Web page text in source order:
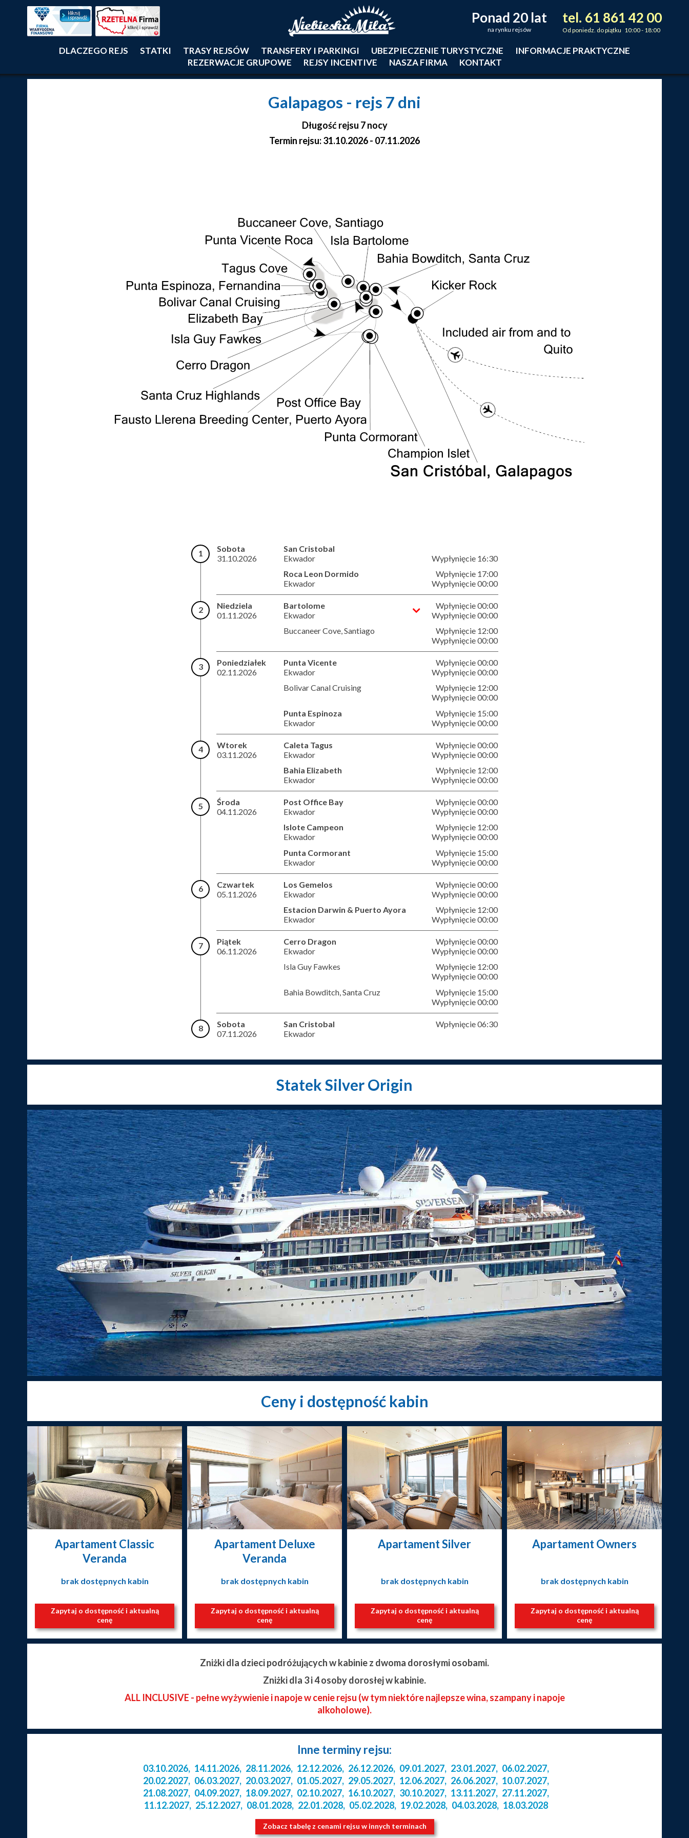
tel. 61 861 42 00
Od poniedz. do piątku 10:00 - 18:00
Ponad 20 lat
na rynku rejsów
DLACZEGO REJS STATKI TRASY REJSÓW TRANSFERY I PARKINGI UBEZPIECZENIE TURYSTYCZNE
INFORMACJE PRAKTYCZNE
REZERWACJE GRUPOWE
REJSY INCENTIVE NASZA FIRMA KONTAKT
Galapagos - rejs 7 dni
Długość rejsu 7 nocy
Termin rejsu: 31.10.2026 - 07.11.2026
1
Sobota
31.10.2026
San Cristobal
Ekwador
Wypłynięcie 16:30
Roca Leon Dormido
Ekwador
Wpłynięcie 17:00
Wypłynięcie 00:00
2
Niedziela
01.11.2026
Bartolome
Ekwador
Wpłynięcie 00:00
Wypłynięcie 00:00
Buccaneer Cove, Santiago
Wpłynięcie 12:00
Wypłynięcie 00:00
3
Poniedziałek
02.11.2026
Punta Vicente
Ekwador
Wpłynięcie 00:00
Wypłynięcie 00:00
Bolivar Canal Cruising
Wpłynięcie 12:00
Wypłynięcie 00:00
Punta Espinoza
Ekwador
Wpłynięcie 15:00
Wypłynięcie 00:00
4
Wtorek
03.11.2026
Caleta Tagus
Ekwador
Wpłynięcie 00:00
Wypłynięcie 00:00
Bahia Elizabeth
Ekwador
Wpłynięcie 12:00
Wypłynięcie 00:00
5
Środa
04.11.2026
Post Office Bay
Ekwador
Wpłynięcie 00:00
Wypłynięcie 00:00
Islote Campeon
Ekwador
Wpłynięcie 12:00
Wypłynięcie 00:00
Punta Cormorant
Ekwador
Wpłynięcie 15:00
Wypłynięcie 00:00
6
Czwartek
05.11.2026
Los Gemelos
Ekwador
Wpłynięcie 00:00
Wypłynięcie 00:00
Estacion Darwin & Puerto Ayora
Ekwador
Wpłynięcie 12:00
Wypłynięcie 00:00
7
Piątek
06.11.2026
Cerro Dragon
Ekwador
Wpłynięcie 00:00
Wypłynięcie 00:00
Isla Guy Fawkes
Wpłynięcie 12:00
Wypłynięcie 00:00
Bahia Bowditch, Santa Cruz
Wpłynięcie 15:00
Wypłynięcie 00:00
8
Sobota
07.11.2026
San Cristobal
Ekwador
Wpłynięcie 06:30
Statek Silver Origin
Ceny i dostępność kabin
Apartament Classic
Veranda
brak dostępnych kabin
Zapytaj o dostępność i aktualną
cenę
Apartament Deluxe
Veranda
brak dostępnych kabin
Zapytaj o dostępność i aktualną
cenę
Apartament Silver
brak dostępnych kabin
Zapytaj o dostępność i aktualną
cenę
Apartament Owners
brak dostępnych kabin
Zapytaj o dostępność i aktualną
cenę
Zniżki dla dzieci podróżujących w kabinie z dwoma dorosłymi osobami.
Zniżki dla 3 i 4 osoby dorosłej w kabinie.
ALL INCLUSIVE - pełne wyżywienie i napoje w cenie rejsu (w tym niektóre najlepsze wina, szampany i napoje
alkoholowe).
Inne terminy rejsu:
03.10.2026, 14.11.2026, 28.11.2026, 12.12.2026, 26.12.2026, 09.01.2027, 23.01.2027, 06.02.2027,
20.02.2027, 06.03.2027, 20.03.2027, 01.05.2027, 29.05.2027, 12.06.2027, 26.06.2027, 10.07.2027,
21.08.2027, 04.09.2027, 18.09.2027, 02.10.2027, 16.10.2027, 30.10.2027, 13.11.2027, 27.11.2027,
11.12.2027, 25.12.2027, 08.01.2028, 22.01.2028, 05.02.2028, 19.02.2028, 04.03.2028, 18.03.2028
Zobacz tabelę z cenami rejsu w innych terminach